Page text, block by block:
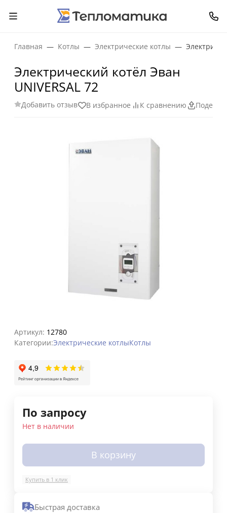
Главная Котлы Электрические котлы
Электрический котёл Эван
UNIVERSAL 72
Добавить отзыв В избранное К сравнению
Артикул: 12780
Категории:Электрические котлыКотлы
По запросу
Нет в наличии
В корзину
Купить в 1 клик
Быстрая доставка